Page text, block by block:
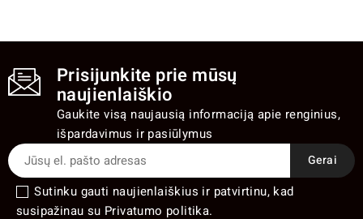
Prisijunkite prie mūsų
naujienlaiškio
Gaukite visą naujausią informaciją apie renginius,
išpardavimus ir pasiūlymus
Sutinku gauti naujienlaiškius ir patvirtinu, kad
susipažinau su Privatumo politika.